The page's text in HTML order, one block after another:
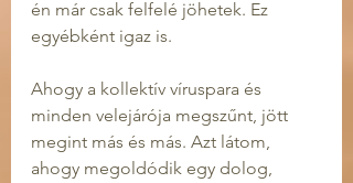
én már csak felfelé jöhetek. Ez
egyébként igaz is.
Ahogy a kollektív víruspara és
minden velejárója megszűnt, jött
megint más és más. Azt látom,
ahogy megoldódik egy dolog,